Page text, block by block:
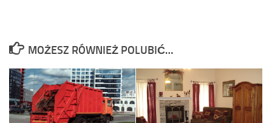
MOŻESZ RÓWNIEŻ POLUBIĆ…